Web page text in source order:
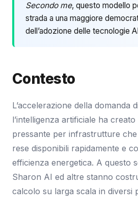
Secondo me, questo modello
strada a una maggiore
dell’adozione delle tecnologie
Contesto
L’accelerazione della domanda
l’intelligenza artificiale ha
pressante per infrastrutture
rese disponibili rapidamente e
efficienza energetica. A questo
Sharon AI ed altre stanno
calcolo su larga scala in diversi